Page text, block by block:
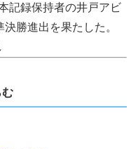
記録保持者の井戸アビ
勝進出を果たした。
む